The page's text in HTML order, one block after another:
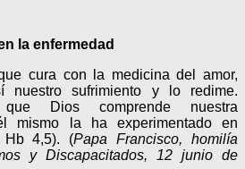
la enfermedad
cura con la medicina del amor,
nuestro sufrimiento y lo redime.
que Dios comprende nuestra
mismo la ha experimentado en
Hb 4,5). (Papa Francisco, homilía
y Discapacitados, 12 junio de